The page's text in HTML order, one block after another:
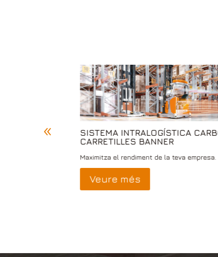
SISTEMA INTRALOGÍSTICA
CARRETILLES BANNER
Maximitza el rendiment de la teva empresa.
Veure més